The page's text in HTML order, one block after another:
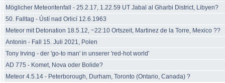
Möglicher Meteoritenfall - 25.2.17, 1.22.59 UT Jabal al Gharbi District, Libyen?
50. Falltag - Ústí nad Orlicí 12.6.1963
Meteor mit Detonation 18.5.12, ~22:10 Ortszeit, Martinez de la Torre, Mexico ??
Antonin - Fall 15. Juli 2021, Polen
Tony Irving - der 'go-to man' in unserer 'red-hot world'
AD 775 - Komet, Nova oder Bolide?
Meteor 4.5.14 - Peterborough, Durham, Toronto (Ontario, Canada) ?